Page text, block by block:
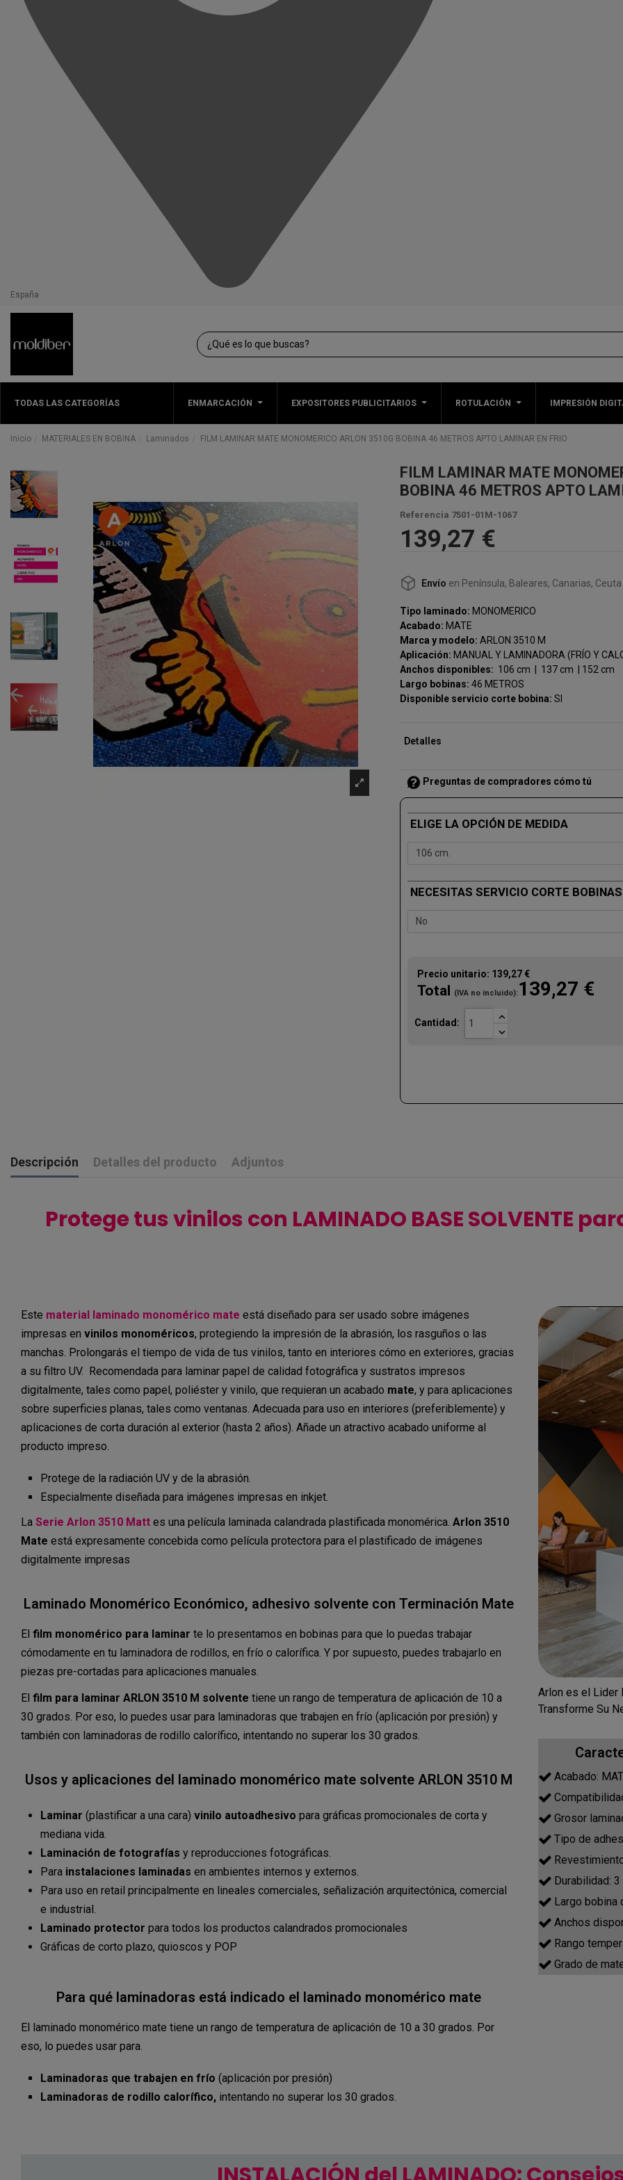
España
TODAS LAS CATEGORÍAS ENMARCACIÓN EXPOSITORES PUBLICITARIOS ROTULACIÓN IMPRESIÓN
Inicio MATERIALES EN BOBINA Laminados FILM LAMINAR MATE MONOMERICO ARLON 3510G BOBINA 46 METROS APTO LAMINAR EN FRIO
FILM LAMINAR MATE
BOBINA 46 METROS APTO
Referencia 7501-01M-1067
139,27 €
Envío en Península, Baleares, Canarias,
Tipo laminado: MONOMERICO
Acabado: MATE
Marca y modelo: ARLON 3510 M
Aplicación: MANUAL Y LAMINADORA (FRÍO Y
Anchos disponibles: 106 cm | 137 cm | 152 cm
Largo bobinas: 46 METROS
Disponible servicio corte bobina: SI
Detalles
Preguntas de compradores cómo tú
ELIGE LA OPCIÓN DE MEDIDA
NECESITAS SERVICIO CORTE
Precio unitario: 139,27 €
Total (IVA no incluido):139,27 €
Cantidad:


Descripción Detalles del producto Adjuntos
Protege tus vinilos con LAMINADO BASE SOLVENTE
Este material laminado monomérico mate está diseñado para ser usado sobre imágenes
impresas en vinilos monoméricos, protegiendo la impresión de la abrasión, los rasguños o las
manchas. Prolongarás el tiempo de vida de tus vinilos, tanto en interiores cómo en exteriores, gracias
a su filtro UV. Recomendada para laminar papel de calidad fotográfica y sustratos impresos
digitalmente, tales como papel, poliéster y vinilo, que requieran un acabado mate, y para aplicaciones
sobre superficies planas, tales como ventanas. Adecuada para uso en interiores (preferiblemente) y
aplicaciones de corta duración al exterior (hasta 2 años). Añade un atractivo acabado uniforme al
producto impreso.
Protege de la radiación UV y de la abrasión.
Especialmente diseñada para imágenes impresas en inkjet.
La Serie Arlon 3510 Matt es una película laminada calandrada plastificada monomérica. Arlon 3510
Mate está expresamente concebida como película protectora para el plastificado de imágenes
digitalmente impresas
Laminado Monomérico Económico, adhesivo solvente con Terminación Mate
El film monomérico para laminar te lo presentamos en bobinas para que lo puedas trabajar
cómodamente en tu laminadora de rodillos, en frío o calorífica. Y por supuesto, puedes trabajarlo en
piezas pre-cortadas para aplicaciones manuales.
El film para laminar ARLON 3510 M solvente tiene un rango de temperatura de aplicación de 10 a
30 grados. Por eso, lo puedes usar para laminadoras que trabajen en frío (aplicación por presión) y
también con laminadoras de rodillo calorífico, intentando no superar los 30 grados.
Usos y aplicaciones del laminado monomérico mate solvente ARLON 3510 M
Laminar (plastificar a una cara) vinilo autoadhesivo para gráficas promocionales de corta y
mediana vida.
Laminación de fotografías y reproducciones fotográficas.
Para instalaciones laminadas en ambientes internos y externos.
Para uso en retail principalmente en lineales comerciales, señalización arquitectónica, comercial
e industrial.
Laminado protector para todos los productos calandrados promocionales
Gráficas de corto plazo, quioscos y POP
Para qué laminadoras está indicado el laminado monomérico mate
El laminado monomérico mate tiene un rango de temperatura de aplicación de 10 a 30 grados. Por
eso, lo puedes usar para.
Laminadoras que trabajen en frío (aplicación por presión)
Laminadoras de rodillo calorífico, intentando no superar los 30 grados.
Arlon es el Lider
Transforme Su
Acabado:
Grosor
Tipo de
Durabilidad: 3
Largo bobina
Anchos
Rango
Grado de